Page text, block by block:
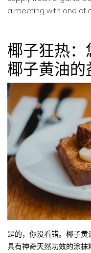
a meeting with one of
椰子狂热：
椰子黄油的
是的，你没看错。椰子
具有神奇天然功效的涂